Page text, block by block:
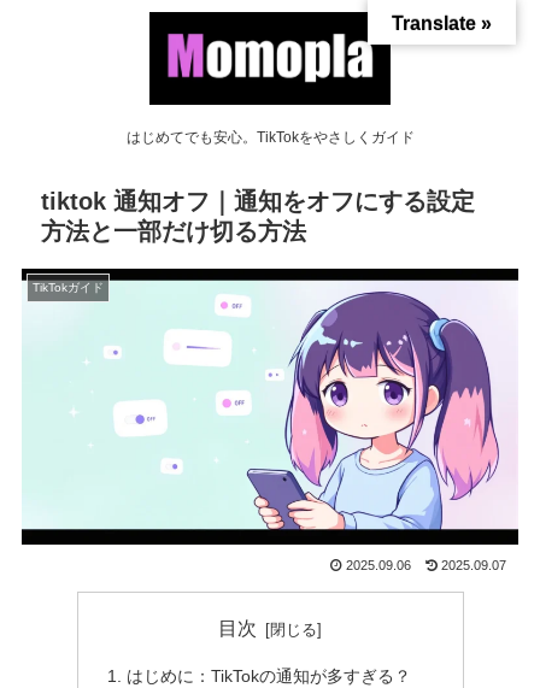
はじめてでも安心。TikTokをやさしくガイド
tiktok 通知オフ｜通知をオフにする設定
方法と一部だけ切る方法
TikTokガイド
2025.09.06 2025.09.07
目次
はじめに：TikTokの通知が多すぎる？
Translate »